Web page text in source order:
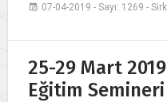
07-04-2019 - Sayı: 1269 -
25-29 Mart
Eğitim Semineri